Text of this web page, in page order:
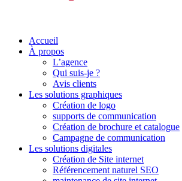
Accueil
À propos
L’agence
Qui suis-je ?
Avis clients
Les solutions graphiques
Création de logo
supports de communication
Création de brochure et catalogue
Campagne de communication
Les solutions digitales
Création de Site internet
Référencement naturel SEO